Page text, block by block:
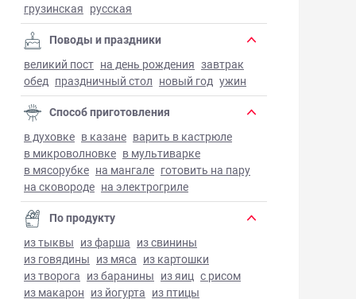
грузинская русская
Поводы и праздники
великий пост на день рождения завтрак
обед праздничный стол новый год ужин
Способ приготовления
в духовке в казане варить в кастрюле
в микроволновке в мультиварке
в мясорубке на мангале готовить на пару
на сковороде на электрогриле
По продукту
из тыквы из фарша из свинины
из говядины из мяса из картошки
из творога из баранины из яиц с рисом
из макарон из йогурта из птицы